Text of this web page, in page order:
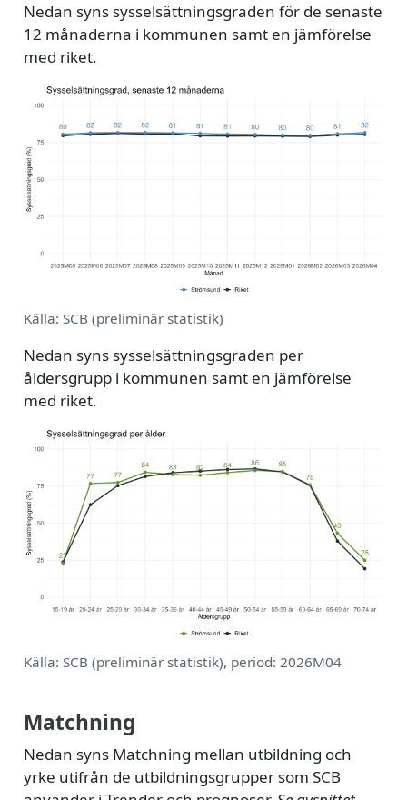
Nedan syns sysselsättningsgraden för de senaste
12 månaderna i kommunen samt en jämförelse
med riket.
Källa: SCB (preliminär statistik)
Nedan syns sysselsättningsgraden per
åldersgrupp i kommunen samt en jämförelse
med riket.
Källa: SCB (preliminär statistik), period: 2026M04
Matchning
Nedan syns Matchning mellan utbildning och
yrke utifrån de utbildningsgrupper som SCB